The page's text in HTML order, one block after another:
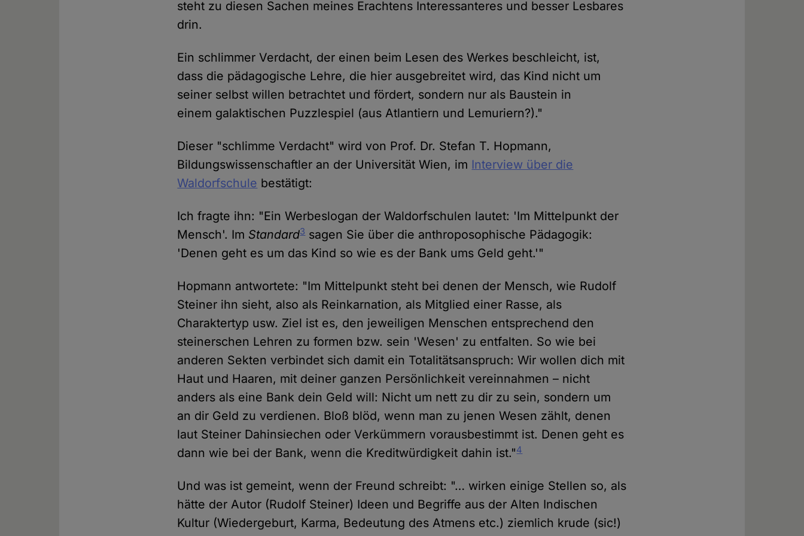
steht zu diesen Sachen meines Erachtens Interessanteres und besser Lesbares
drin.
Ein schlimmer Verdacht, der einen beim Lesen des Werkes beschleicht, ist,
dass die pädagogische Lehre, die hier ausgebreitet wird, das Kind nicht um
seiner selbst willen betrachtet und fördert, sondern nur als Baustein in
einem galaktischen Puzzlespiel (aus Atlantiern und Lemuriern?)."
Dieser "schlimme Verdacht" wird von Prof. Dr. Stefan T. Hopmann,
Bildungswissenschaftler an der Universität Wien, im Interview über die
Waldorfschule bestätigt:
Ich fragte ihn: "Ein Werbeslogan der Waldorfschulen lautet: 'Im Mittelpunkt der
Mensch'. Im Standard3sagen Sie über die anthroposophische Pädagogik:
'Denen geht es um das Kind so wie es der Bank ums Geld geht.'"
Hopmann antwortete: "Im Mittelpunkt steht bei denen der Mensch, wie Rudolf
Steiner ihn sieht, also als Reinkarnation, als Mitglied einer Rasse, als
Charaktertyp usw. Ziel ist es, den jeweiligen Menschen entsprechend den
steinerschen Lehren zu formen bzw. sein 'Wesen' zu entfalten. So wie bei
anderen Sekten verbindet sich damit ein Totalitätsanspruch: Wir wollen dich mit
Haut und Haaren, mit deiner ganzen Persönlichkeit vereinnahmen – nicht
anders als eine Bank dein Geld will: Nicht um nett zu dir zu sein, sondern um
an dir Geld zu verdienen. Bloß blöd, wenn man zu jenen Wesen zählt, denen
laut Steiner Dahinsiechen oder Verkümmern vorausbestimmt ist. Denen geht es
dann wie bei der Bank, wenn die Kreditwürdigkeit dahin ist."4
Und was ist gemeint, wenn der Freund schreibt: "… wirken einige Stellen so, als
hätte der Autor (Rudolf Steiner) Ideen und Begriffe aus der Alten Indischen
Kultur (Wiedergeburt, Karma, Bedeutung des Atmens etc.) ziemlich krude (sic!)